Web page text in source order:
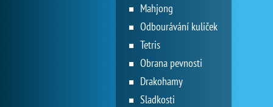
Mahjong
Odbourávání kuliček
Tetris
Obrana pevnosti
Drakohamy
Sladkosti